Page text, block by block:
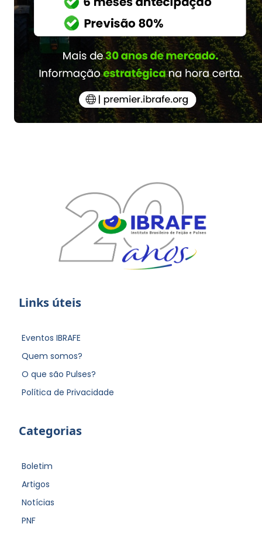
Links úteis
Eventos IBRAFE
Quem somos?
O que são Pulses?
Política de Privacidade
Categorias
Boletim
Artigos
Notícias
PNF